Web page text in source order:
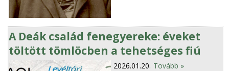
A Deák család fenegyereke: éveket
töltött tömlöcben a tehetséges fiú
2026.01.20. Tovább »